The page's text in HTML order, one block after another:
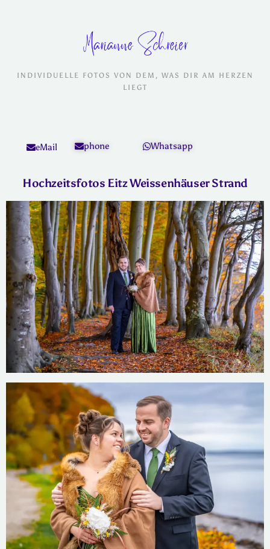
INDIVIDUELLE FOTOS VON DEM, WAS DIR AM HERZEN
LIEGT
eMail phone Whatsapp
Hochzeitsfotos Eitz Weissenhäuser Strand